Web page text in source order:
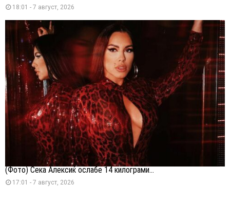
18:01 - 7 август, 2026
(Фото) Сека Алексиќ ослабе 14 килограми...
17:01 - 7 август, 2026